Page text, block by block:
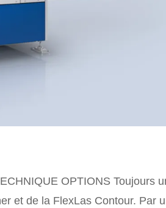
OPTIONS Toujours
et de la FlexLas Contour. Par